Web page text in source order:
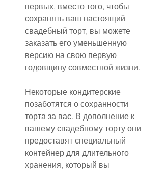
первых, вместо того, чтобы
сохранять ваш настоящий
свадебный торт, вы можете
заказать его уменьшенную
версию на свою первую
годовщину совместной жизни.
Некоторые кондитерские
позаботятся о сохранности
торта за вас. В дополнение к
вашему свадебному торту они
предоставят специальный
контейнер для длительного
хранения, который вы